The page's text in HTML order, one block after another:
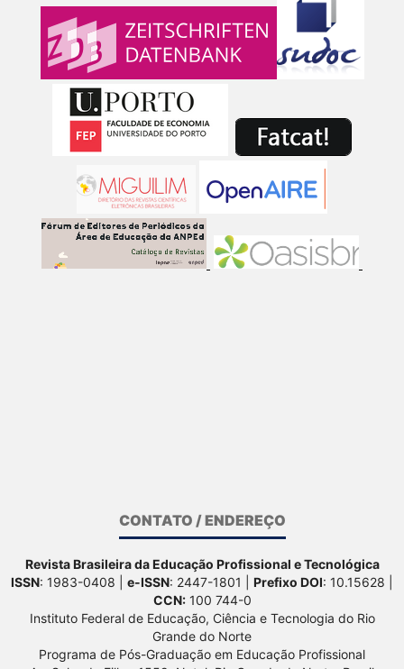
CONTATO / ENDEREÇO
Revista Brasileira da Educação Profissional e Tecnológica
ISSN: 1983-0408 | e-ISSN: 2447-1801 | Prefixo DOI: 10.15628 |
CCN:100 744-0
Instituto Federal de Educação, Ciência e Tecnologia do Rio
Grande do Norte
Programa de Pós-Graduação em Educação Profissional